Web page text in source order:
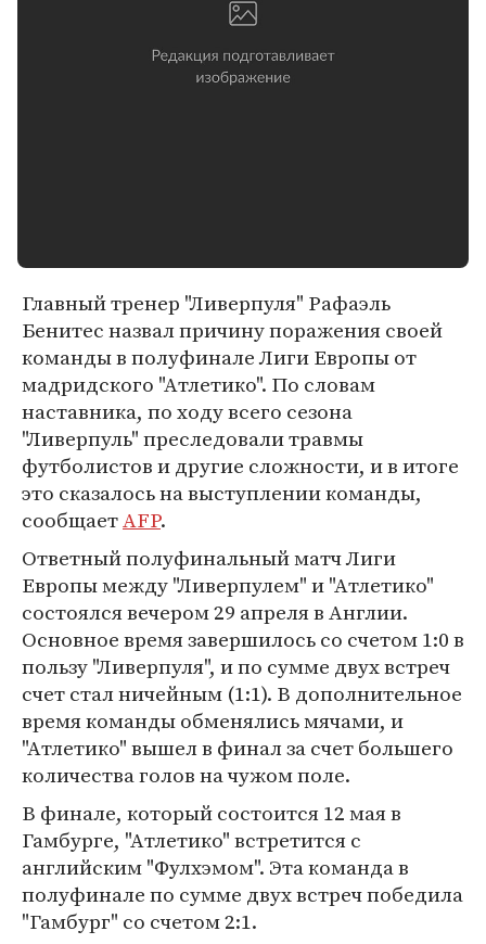
Главный тренер "Ливерпуля" Рафаэль
Бенитес назвал причину поражения своей
команды в полуфинале Лиги Европы от
мадридского "Атлетико". По словам
наставника, по ходу всего сезона
"Ливерпуль" преследовали травмы
футболистов и другие сложности, и в итоге
это сказалось на выступлении команды,
сообщаетAFP.
Ответный полуфинальный матч Лиги
Европы между "Ливерпулем" и "Атлетико"
состоялся вечером 29 апреля в Англии.
Основное время завершилось со счетом 1:0 в
пользу "Ливерпуля", и по сумме двух встреч
счет стал ничейным (1:1). В дополнительное
время команды обменялись мячами, и
"Атлетико" вышел в финал за счет большего
количества голов на чужом поле.
В финале, который состоится 12 мая в
Гамбурге, "Атлетико" встретится с
английским "Фулхэмом". Эта команда в
полуфинале по сумме двух встреч победила
"Гамбург" со счетом 2:1.